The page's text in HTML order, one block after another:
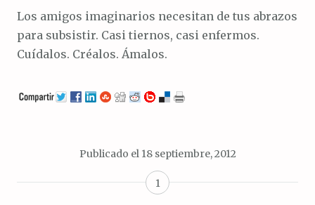
Los amigos imaginarios necesitan de tus abrazos
para subsistir. Casi tiernos, casi enfermos.
Cuídalos. Créalos. Ámalos.
Publicado el 18 septiembre, 2012
1